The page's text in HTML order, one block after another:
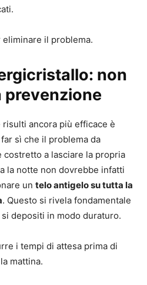
il problema.
non
prevenzione
risulti ancora più efficace è
sì che il problema da
a lasciare la propria
la notte non dovrebbe infatti
un telo antigelo su tutta la
. Questo si rivela fondamentale
depositi in modo duraturo.
i tempi di attesa prima di
mattina.